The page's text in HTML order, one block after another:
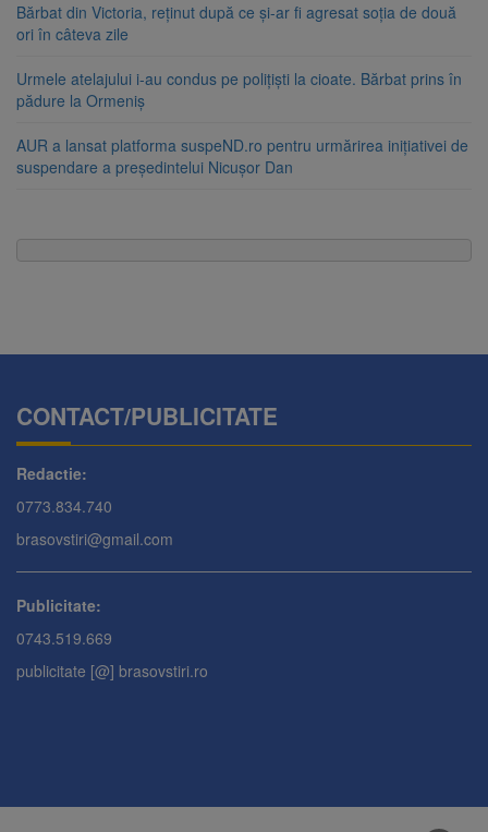
Bărbat din Victoria, reținut după ce și-ar fi agresat soția de două
ori în câteva zile
Urmele atelajului i-au condus pe polițiști la cioate. Bărbat prins în
pădure la Ormeniș
AUR a lansat platforma suspeND.ro pentru urmărirea inițiativei de
suspendare a președintelui Nicușor Dan
CONTACT/PUBLICITATE
Redactie:
0773.834.740
brasovstiri@gmail.com
Publicitate:
0743.519.669
publicitate [@] brasovstiri.ro